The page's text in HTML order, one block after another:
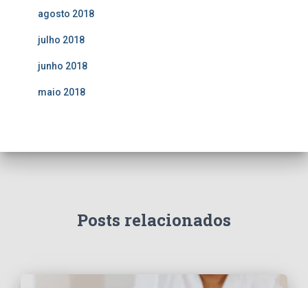
agosto 2018
julho 2018
junho 2018
maio 2018
Posts relacionados